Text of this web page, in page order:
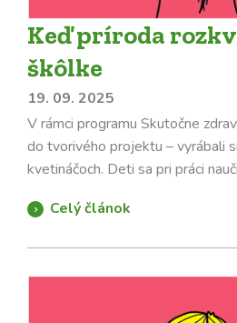
Keď príroda
škôlke
19. 09. 2025
V rámci programu Skutočne
do tvorivého projektu – vyrábali
kvetináčoch. Deti sa pri práci
Celý článok